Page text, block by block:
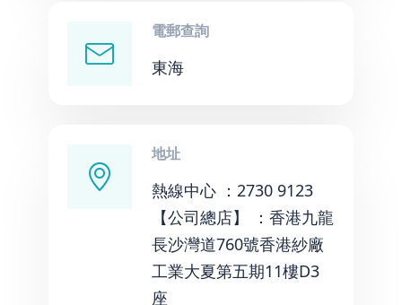
電郵查詢
東海
地址
熱線中心 ：2730 9123
【公司總店】 ：香港九龍
長沙灣道760號香港紗廠
工業大夏第五期11樓D3
座